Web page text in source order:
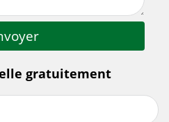
gratuitement